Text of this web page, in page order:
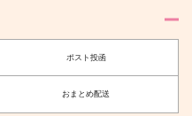
ポスト投函
おまとめ配送